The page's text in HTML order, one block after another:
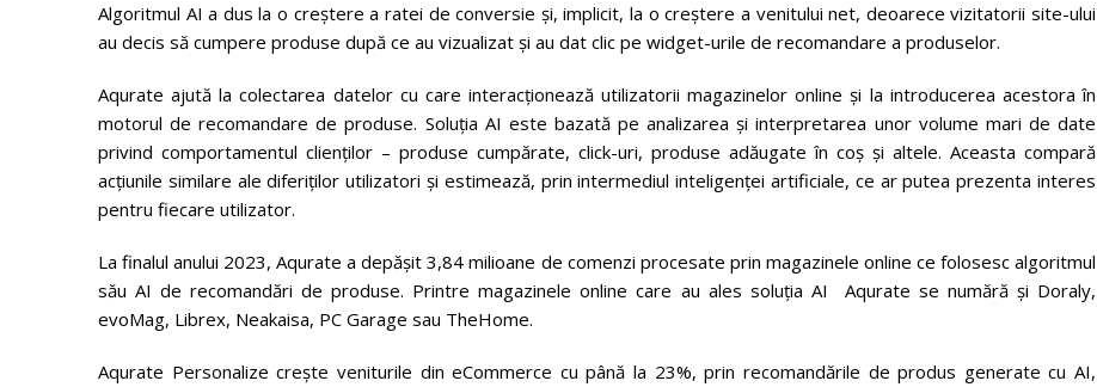
Algoritmul AI a dus la o creștere a ratei de conversie și, implicit, la o creștere a venitului net, deoarece vizitatorii site-ului
au decis să cumpere produse după ce au vizualizat și au dat clic pe widget-urile de recomandare a produselor.
Aqurate ajută la colectarea datelor cu care interacționează utilizatorii magazinelor online și la introducerea acestora în
motorul de recomandare de produse. Soluția AI este bazată pe analizarea și interpretarea unor volume mari de date
privind comportamentul clienților – produse cumpărate, click-uri, produse adăugate în coș și altele. Aceasta compară
acțiunile similare ale diferiților utilizatori și estimează, prin intermediul inteligenței artificiale, ce ar putea prezenta interes
pentru fiecare utilizator.
La finalul anului 2023, Aqurate a depășit 3,84 milioane de comenzi procesate prin magazinele online ce folosesc algoritmul
său AI de recomandări de produse. Printre magazinele online care au ales soluția AI Aqurate se numără și Doraly,
evoMag, Librex, Neakaisa, PC Garage sau TheHome.
Aqurate Personalize crește veniturile din eCommerce cu până la 23%, prin recomandările de produs generate cu AI,